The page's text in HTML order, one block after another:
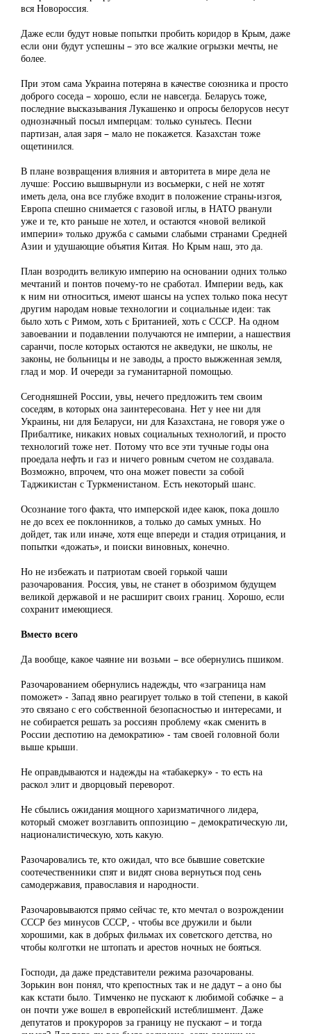
вся Новороссия.
Даже если будут новые попытки пробить коридор в Крым, даже
если они будут успешны – это все жалкие огрызки мечты, не
более.
При этом сама Украина потеряна в качестве союзника и просто
доброго соседа – хорошо, если не навсегда. Беларусь тоже,
последние высказывания Лукашенко и опросы белорусов несут
однозначный посыл имперцам: только суньтесь. Песни
партизан, алая заря – мало не покажется. Казахстан тоже
ощетинился.
В плане возвращения влияния и авторитета в мире дела не
лучше: Россию вышвырнули из восьмерки, с ней не хотят
иметь дела, она все глубже входит в положение страны-изгоя,
Европа спешно снимается с газовой иглы, в НАТО рванули
уже и те, кто раньше не хотел, и остаются «новой великой
империи» только дружба с самыми слабыми странами Средней
Азии и удушающие объятия Китая. Но Крым наш, это да.
План возродить великую империю на основании одних только
мечтаний и понтов почему-то не сработал. Империи ведь, как
к ним ни относиться, имеют шансы на успех только пока несут
другим народам новые технологии и социальные идеи: так
было хоть с Римом, хоть с Британией, хоть с СССР. На одном
завоевании и подавлении получаются не империи, а нашествия
саранчи, после которых остаются не акведуки, не школы, не
законы, не больницы и не заводы, а просто выжженная земля,
глад и мор. И очереди за гуманитарной помощью.
Сегодняшней России, увы, нечего предложить тем своим
соседям, в которых она заинтересована. Нет у нее ни для
Украины, ни для Беларуси, ни для Казахстана, не говоря уже о
Прибалтике, никаких новых социальных технологий, и просто
технологий тоже нет. Потому что все эти тучные годы она
проедала нефть и газ и ничего ровным счетом не создавала.
Возможно, впрочем, что она может повести за собой
Таджикистан с Туркменистаном. Есть некоторый шанс.
Осознание того факта, что имперской идее каюк, пока дошло
не до всех ее поклонников, а только до самых умных. Но
дойдет, так или иначе, хотя еще впереди и стадия отрицания, и
попытки «дожать», и поиски виновных, конечно.
Но не избежать и патриотам своей горькой чаши
разочарования. Россия, увы, не станет в обозримом будущем
великой державой и не расширит своих границ. Хорошо, если
сохранит имеющиеся.
Вместо всего
Да вообще, какое чаяние ни возьми – все обернулись пшиком.
Разочарованием обернулись надежды, что «заграница нам
поможет» - Запад явно реагирует только в той степени, в какой
это связано с его собственной безопасностью и интересами, и
не собирается решать за россиян проблему «как сменить в
России деспотию на демократию» - там своей головной боли
выше крыши.
Не оправдываются и надежды на «табакерку» - то есть на
раскол элит и дворцовый переворот.
Не сбылись ожидания мощного харизматичного лидера,
который сможет возглавить оппозицию – демократическую ли,
националистическую, хоть какую.
Разочаровались те, кто ожидал, что все бывшие советские
соотечественники спят и видят снова вернуться под сень
самодержавия, православия и народности.
Разочаровываются прямо сейчас те, кто мечтал о возрождении
СССР без минусов СССР, - чтобы все дружили и были
хорошими, как в добрых фильмах их советского детства, но
чтобы колготки не штопать и арестов ночных не бояться.
Господи, да даже представители режима разочарованы.
Зорькин вон понял, что крепостных так и не дадут – а оно бы
как кстати было. Тимченко не пускают к любимой собачке – а
он почти уже вошел в европейский истеблишмент. Даже
депутатов и прокуроров за границу не пускают – и тогда